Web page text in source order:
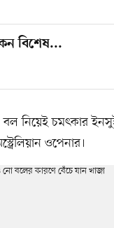
বিশেষ...
নিয়েই চমৎকার
ওপেনার।